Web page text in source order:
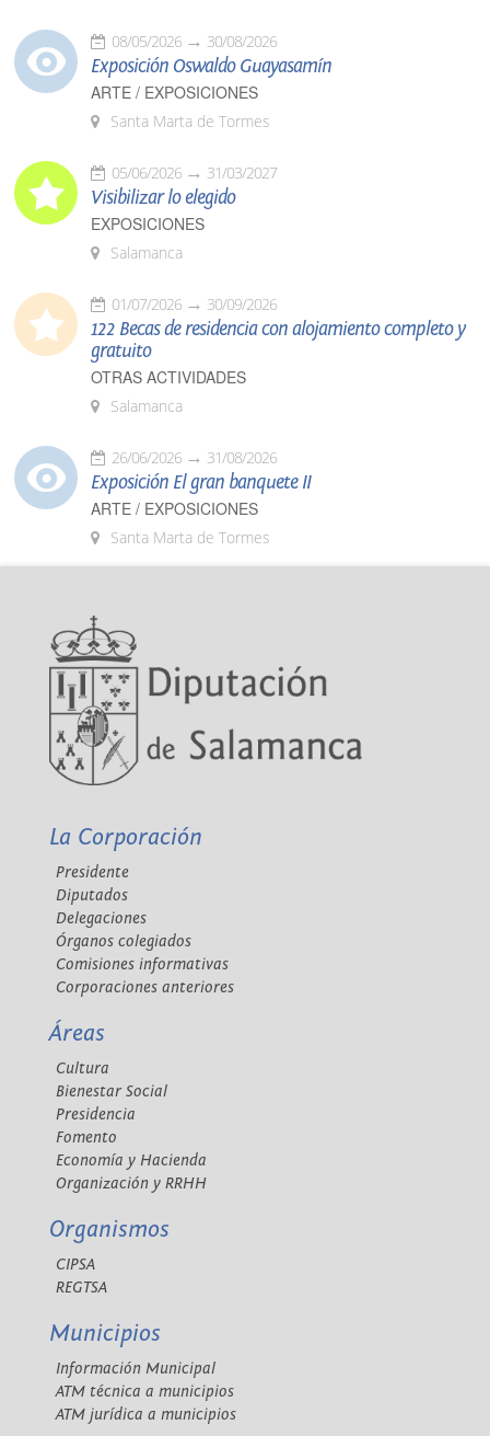
08/05/2026 30/08/2026
Exposición Oswaldo Guayasamín
ARTE / EXPOSICIONES
Santa Marta de Tormes
05/06/2026 31/03/2027
Visibilizar lo elegido
EXPOSICIONES
Salamanca
01/07/2026 30/09/2026
122 Becas de residencia con alojamiento completo y
gratuito
OTRAS ACTIVIDADES
Salamanca
26/06/2026 31/08/2026
Exposición El gran banquete II
ARTE / EXPOSICIONES
Santa Marta de Tormes
La Corporación
Presidente
Diputados
Delegaciones
Órganos colegiados
Comisiones informativas
Corporaciones anteriores
Áreas
Cultura
Bienestar Social
Presidencia
Fomento
Economía y Hacienda
Organización y RRHH
Organismos
CIPSA
REGTSA
Municipios
Información Municipal
ATM técnica a municipios
ATM jurídica a municipios